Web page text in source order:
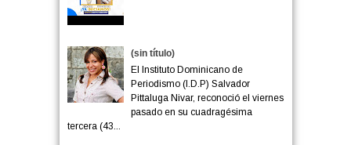
(sin título)
El Instituto Dominicano de
Periodismo (I.D.P) Salvador
Pittaluga Nivar, reconoció el viernes
pasado en su cuadragésima
tercera (43...